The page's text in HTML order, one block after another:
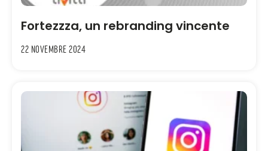
Fortezzza, un rebranding vincente
22 Novembre 2024